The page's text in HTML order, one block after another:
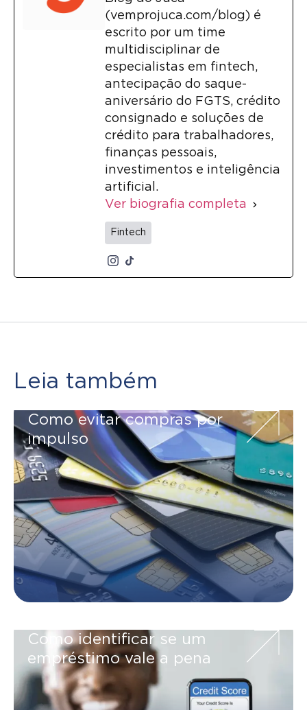
(vemprojuca.com/blog) é
escrito por um time
multidisciplinar de
especialistas em fintech,
antecipação do saque-
aniversário do FGTS, crédito
consignado e soluções de
crédito para trabalhadores,
finanças pessoais,
investimentos e inteligência
artificial.
Ver biografia completa
Fintech
Leia também
Como evitar compras por
impulso
Como identificar se um
empréstimo vale a pena